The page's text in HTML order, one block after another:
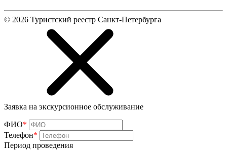
© 2026 Туристский реестр Санкт-Петербурга
Заявка на экскурсионное обслуживание
ФИО*
Телефон*
Период проведения